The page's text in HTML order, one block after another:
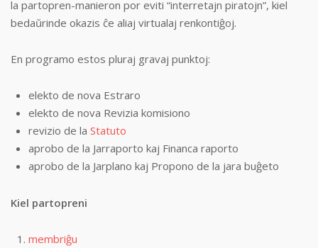
la partopren-manieron por eviti “interretajn piratojn”, kiel
bedaŭrinde okazis ĉe aliaj virtualaj renkontiĝoj.
En programo estos pluraj gravaj punktoj:
elekto de nova Estraro
elekto de nova Revizia komisiono
revizio de la Statuto
aprobo de la Jarraporto kaj Financa raporto
aprobo de la Jarplano kaj Propono de la jara buĝeto
Kiel partopreni
membriĝu